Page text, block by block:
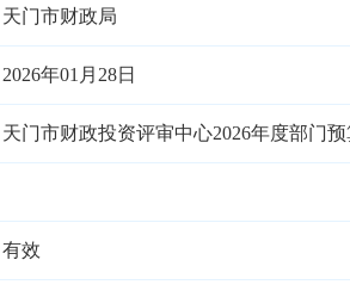
天门市财政局
2026年01月28日
天门市财政投资评审中心2026年度部门
有效